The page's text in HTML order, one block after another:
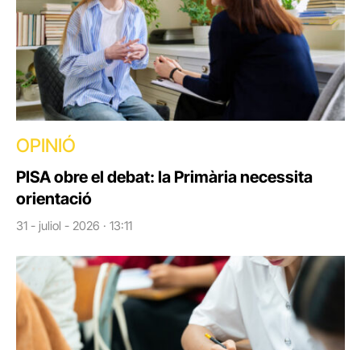
OPINIÓ
PISA obre el debat: la Primària necessita
orientació
31 - juliol - 2026 · 13:11